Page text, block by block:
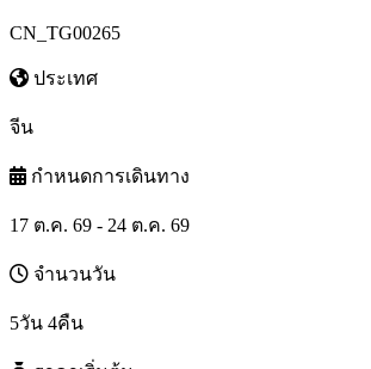
CN_TG00265
ประเทศ
จีน
กำหนดการเดินทาง
17 ต.ค. 69 - 24 ต.ค. 69
จำนวนวัน
5วัน 4คืน